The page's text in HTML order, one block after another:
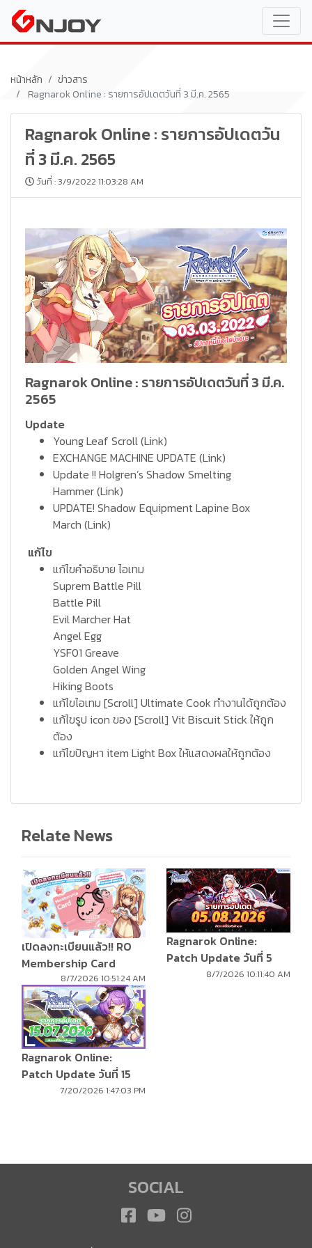
หน้าหลัก
ข่าวสาร
Ragnarok Online : รายการอัปเดตวันที่ 3 มี.ค. 2565
Ragnarok Online : รายการอัปเดตวัน
ที่ 3 มี.ค. 2565
วันที่ : 3/9/2022 11:03:28 AM
Ragnarok Online : รายการอัปเดตวันที่ 3 มี.ค.
2565
Update
Young Leaf Scroll(Link)
EXCHANGE MACHINE UPDATE (Link)
Update !! Holgren’s Shadow Smelting
Hammer(Link)
UPDATE! Shadow Equipment Lapine Box
March (Link)
แก้ไข
แก้ไขคำอธิบาย ไอเทม
Suprem Battle Pill
Battle Pill
Evil Marcher Hat
Angel Egg
YSF01 Greave
Golden Angel Wing
Hiking Boots
แก้ไขไอเทม [Scroll] Ultimate Cook ทำงานได้ถูกต้อง
แก้ไขรูป icon ของ [Scroll] Vit Biscuit Stick ให้ถูก
ต้อง
แก้ไขปัญหา item Light Box ให้แสดงผลให้ถูกต้อง
Relate News
เปิดลงทะเบียนแล้ว!! RO
Membership Card
8/7/2026 10:51:24 AM
Ragnarok Online:
Patch Update วันที่ 5
สิงหาคม 25698/7/2026 10:11:40 AM
Ragnarok Online:
Patch Update วันที่ 15
กรกฎาคม 2569
7/20/2026 1:47:03 PM
SOCIAL